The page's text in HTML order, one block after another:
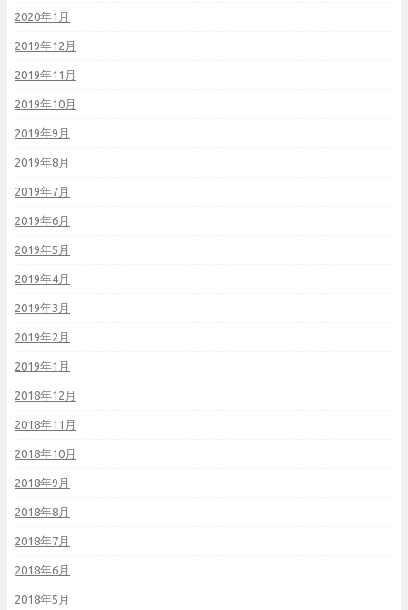
2020年1月
2019年12月
2019年11月
2019年10月
2019年9月
2019年8月
2019年7月
2019年6月
2019年5月
2019年4月
2019年3月
2019年2月
2019年1月
2018年12月
2018年11月
2018年10月
2018年9月
2018年8月
2018年7月
2018年6月
2018年5月